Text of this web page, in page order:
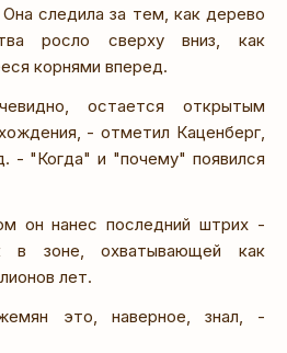
Она следила за тем, как дерево
росло сверху вниз, как
корнями вперед.
остается открытым
- отметил Каценберг,
- "Когда" и "почему" появился
он нанес последний штрих -
в зоне, охватывающей как
лет.
это, наверное, знал, -